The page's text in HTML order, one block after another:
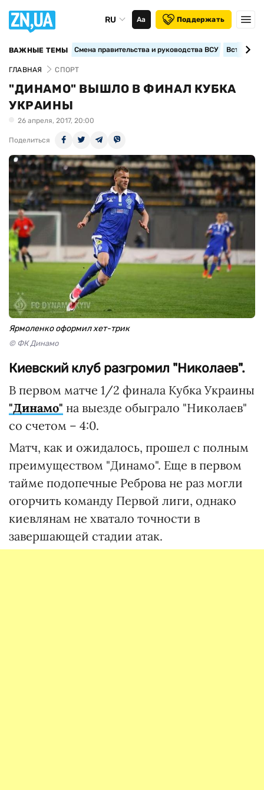
RU Аа Поддержать
ВАЖНЫЕ ТЕМЫ Смена правительства и руководства ВСУ
ГЛАВНАЯ СПОРТ
"ДИНАМО" ВЫШЛО В ФИНАЛ КУБКА
УКРАИНЫ
26 апреля, 2017, 20:00
Поделиться
Ярмоленко оформил хет-трик
© ФК Динамо
Киевский клуб разгромил "Николаев".
В первом матче 1/2 финала Кубка Украины
"Динамо" на выезде обыграло "Николаев"
со счетом – 4:0.
Матч, как и ожидалось, прошел с полным
преимуществом "Динамо". Еще в первом
тайме подопечные Реброва не раз могли
огорчить команду Первой лиги, однако
киевлянам не хватало точности в
завершающей стадии атак.